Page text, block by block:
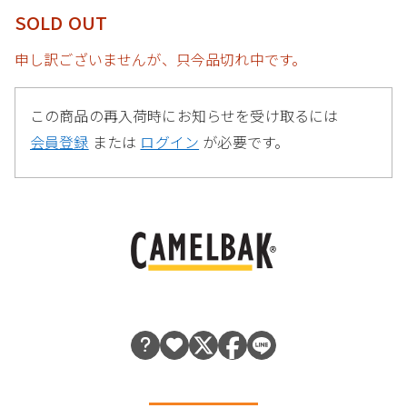
SOLD OUT
申し訳ございませんが、只今品切れ中です。
この商品の再入荷時にお知らせを受け取るには
会員登録 または ログイン が必要です。